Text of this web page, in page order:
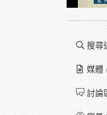
搜尋
媒體
討論